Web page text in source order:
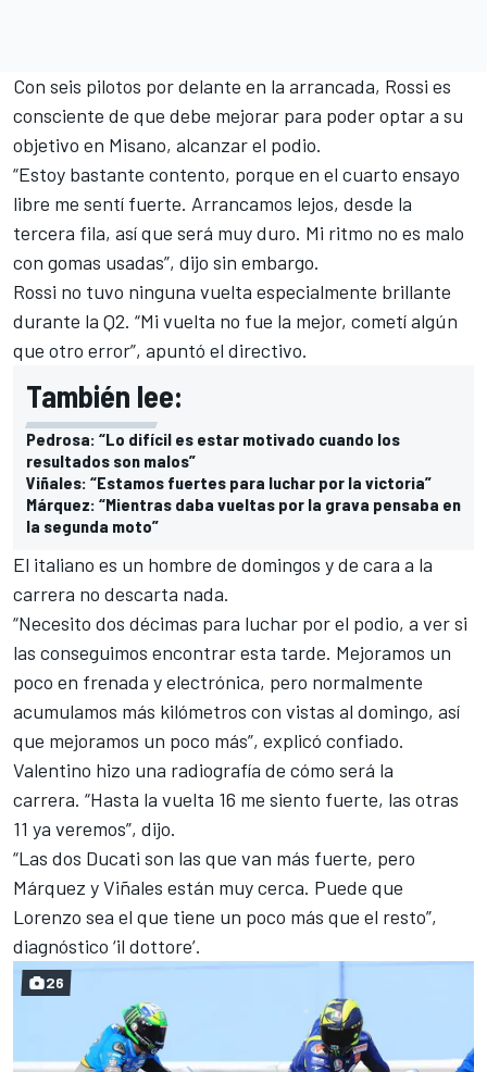
Con seis pilotos por delante en la arrancada, Rossi es
consciente de que debe mejorar para poder optar a su
objetivo en Misano, alcanzar el podio.
“Estoy bastante contento, porque en el cuarto ensayo
libre me sentí fuerte. Arrancamos lejos, desde la
tercera fila, así que será muy duro. Mi ritmo no es malo
con gomas usadas”, dijo sin embargo.
Rossi no tuvo ninguna vuelta especialmente brillante
durante la Q2. “Mi vuelta no fue la mejor, cometí algún
que otro error”, apuntó el directivo.
También lee:
Pedrosa: “Lo difícil es estar motivado cuando los
resultados son malos”
Viñales: “Estamos fuertes para luchar por la victoria”
Márquez: “Mientras daba vueltas por la grava pensaba en
la segunda moto”
El italiano es un hombre de domingos y de cara a la
carrera no descarta nada.
“Necesito dos décimas para luchar por el podio, a ver si
las conseguimos encontrar esta tarde. Mejoramos un
poco en frenada y electrónica, pero normalmente
acumulamos más kilómetros con vistas al domingo, así
que mejoramos un poco más”, explicó confiado.
Valentino hizo una radiografía de cómo será la
carrera. “Hasta la vuelta 16 me siento fuerte, las otras
11 ya veremos”, dijo.
“Las dos Ducati son las que van más fuerte, pero
Márquez y Viñales están muy cerca. Puede que
Lorenzo sea el que tiene un poco más que el resto”,
diagnóstico ‘il dottore’.
26